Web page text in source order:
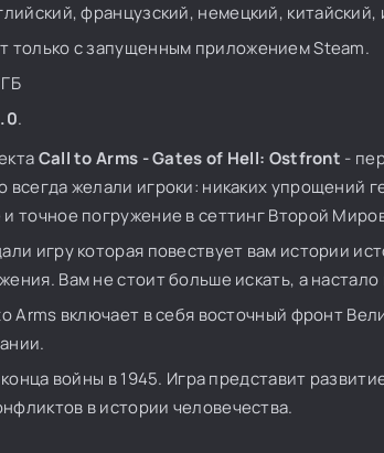
французский, немецкий, китайский,
только с запущенным приложением Steam.
.
Call to Arms - Gates of Hell: Ostfront -
всегда желали игроки: никаких упрощений
точное погружение в сеттинг Второй
игру которая повествует вам истории
Вам не стоит больше искать, а
Arms включает в себя восточный фронт
войны в 1945. Игра представит
в истории человечества.